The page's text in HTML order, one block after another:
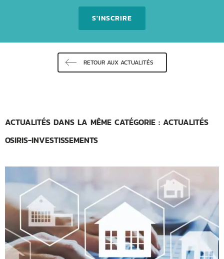
S'INSCRIRE
RETOUR AUX ACTUALITÉS
ACTUALITÉS DANS LA MÊME CATÉGORIE : ACTUALITÉS
OSIRIS-INVESTISSEMENTS